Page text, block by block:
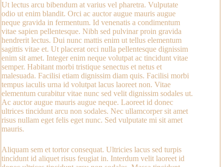
Ut lectus arcu bibendum at varius vel pharetra. Vulputate
odio ut enim blandit. Orci ac auctor augue mauris augue
neque gravida in fermentum. Id venenatis a condimentum
vitae sapien pellentesque. Nibh sed pulvinar proin gravida
hendrerit lectus. Dui nunc mattis enim ut tellus elementum
sagittis vitae et. Ut placerat orci nulla pellentesque dignissim
enim sit amet. Integer enim neque volutpat ac tincidunt vitae
semper. Habitant morbi tristique senectus et netus et
malesuada. Facilisi etiam dignissim diam quis. Facilisi morbi
tempus iaculis urna id volutpat lacus laoreet non. Vitae
elementum curabitur vitae nunc sed velit dignissim sodales ut.
Ac auctor augue mauris augue neque. Laoreet id donec
ultrices tincidunt arcu non sodales. Nec ullamcorper sit amet
risus nullam eget felis eget nunc. Sed vulputate mi sit amet
mauris.
Aliquam sem et tortor consequat. Ultricies lacus sed turpis
tincidunt id aliquet risus feugiat in. Interdum velit laoreet id